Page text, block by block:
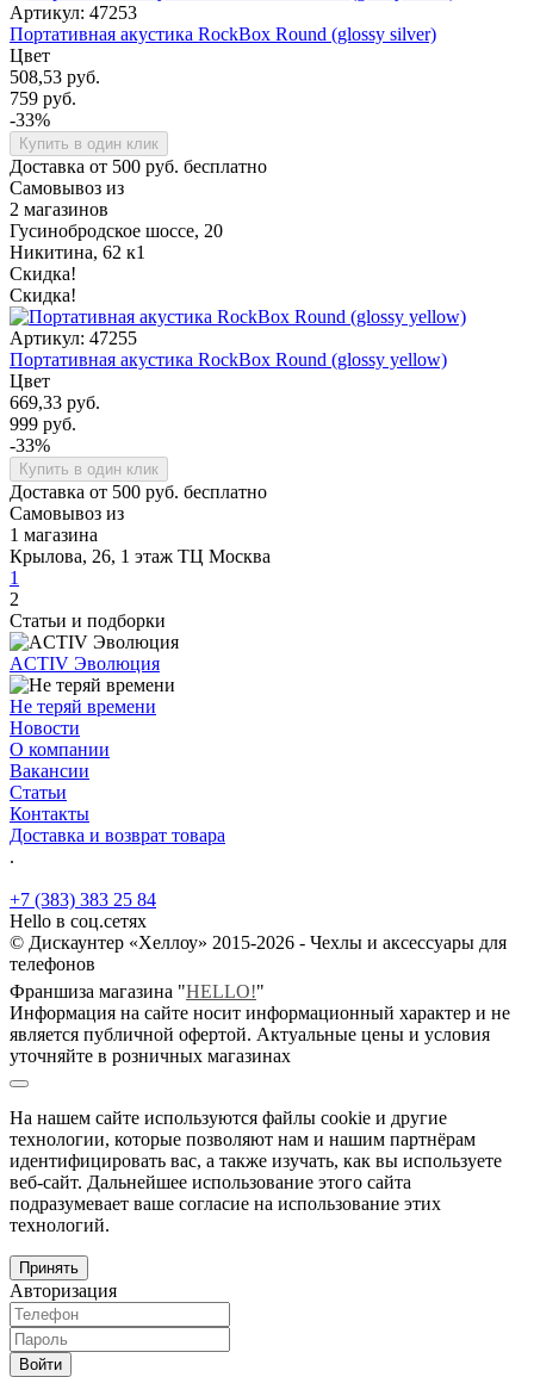
Артикул: 47253
Портативная акустика RockBox Round (glossy silver)
Цвет
508,53 руб.
759 руб.
-33%
Купить в один клик
Доставка от 500 руб. бесплатно
Самовывоз из
2 магазинов
Гусинобродское шоссе, 20
Никитина, 62 к1
Скидка!
Скидка!
Артикул: 47255
Портативная акустика RockBox Round (glossy yellow)
Цвет
669,33 руб.
999 руб.
-33%
Купить в один клик
Доставка от 500 руб. бесплатно
Самовывоз из
1 магазина
Крылова, 26, 1 этаж ТЦ Москва
1
2
Статьи и подборки
ACTIV Эволюция
Не теряй времени
Новости
О компании
Вакансии
Статьи
Контакты
Доставка и возврат товара
.
+7 (383) 383 25 84
Hello в соц.сетях
© Дискаунтер «Хеллоу» 2015-2026 - Чехлы и аксессуары для
телефонов
Франшиза магазина "HELLO!"
Информация на сайте носит информационный характер и не
является публичной офертой. Актуальные цены и условия
уточняйте в розничных магазинах
На нашем сайте используются файлы cookie и другие
технологии, которые позволяют нам и нашим партнёрам
идентифицировать вас, а также изучать, как вы используете
веб-сайт. Дальнейшее использование этого сайта
подразумевает ваше согласие на использование этих
технологий.
Принять
Авторизация
Войти